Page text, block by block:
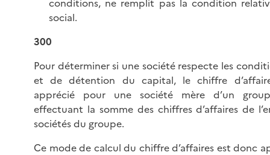
social.
300
Pour déterminer si une société respecte les
et de détention du capital, le chiffre
apprécié pour une société mère d’un
effectuant la somme des chiffres d’affaires de
sociétés du groupe.
Ce mode de calcul du chiffre d’affaires est donc